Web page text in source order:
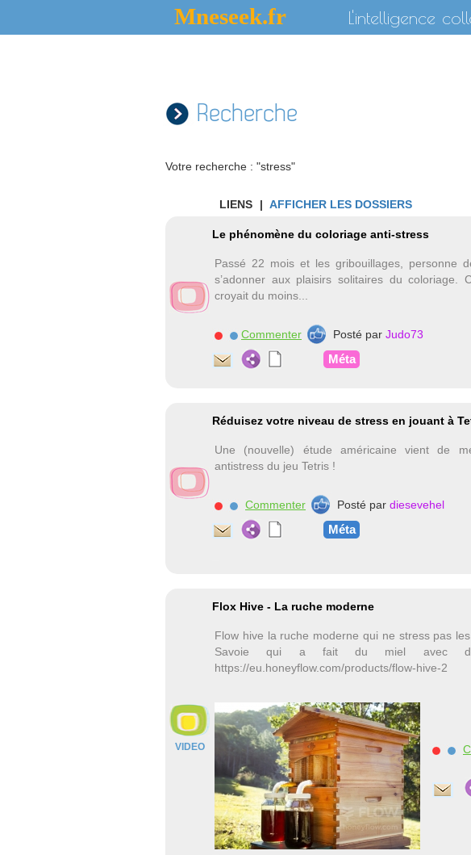
Mneseek.fr L'intelligence
Recherche
Votre recherche : "stress"
LIENS | AFFICHER LES DOSSIERS
Le phénomène du coloriage anti-stress
Passé 22 mois et les gribouillages, personne
s’adonner aux plaisirs solitaires du coloriage.
croyait du moins...
Commenter Posté par Judo73
Méta
Réduisez votre niveau de stress en jouant à
Une (nouvelle) étude américaine vient de
antistress du jeu Tetris !
Commenter Posté par diesevehel
Méta
VIDEO
Flox Hive - La ruche moderne
Flow hive la ruche moderne qui ne stress pas
Savoie qui a fait du miel avec de
https://eu.honeyflow.com/products/flow-hive-2